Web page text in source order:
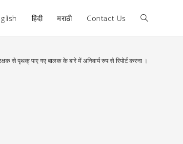
हिंदी मराठी Contact Us Toggle
से पृथक् पाए गए बालक के बारे में अनिवार्य रुप से रिपोर्ट करना ।